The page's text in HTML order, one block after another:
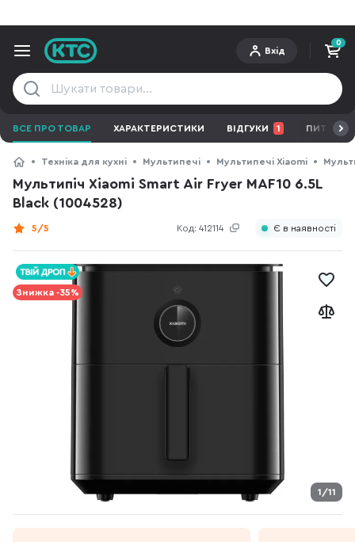
Вхід
0
ВСЕ ПРО ТОВАР ХАРАКТЕРИСТИКИ ВІДГУКИ 1 ПИТАННЯ
Техніка для кухні Мультипечі Мультипечі Xiaomi
Мультипіч Xiaomi Smart Air Fryer MAF10 6.5L
Black (1004528)
Код: 412114
5/5 Є в наявності
1/11
Знижка -35%